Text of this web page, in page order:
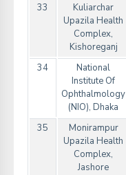
33
Kuliarchar
Upazila Health
Complex,
Kishoreganj
34
National
Institute Of
Ophthalmology
(NIO), Dhaka
35
Monirampur
Upazila Health
Complex,
Jashore